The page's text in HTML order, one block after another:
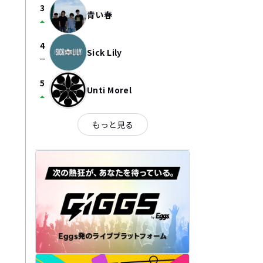
3
arrow_drop_up 青い春
4
check_indeterminate_small Sick Lily
5
arrow_drop_up Unti Morel
もっと見る